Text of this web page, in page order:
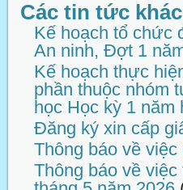
Các tin tức
Kế hoạch tổ chức
An ninh, Đợt 1
Kế hoạch thực
phần thuộc nhóm
học Học kỳ 1 năm
Đăng ký xin cấp
Thông báo về
Thông báo về